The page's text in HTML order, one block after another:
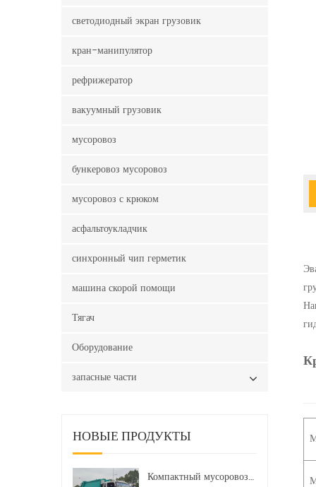
светодиодный экран грузовик
кран-манипулятор
рефрижератор
вакуумный грузовик
мусоровоз
бункеровоз мусоровоз
мусоровоз с крюком
асфальтоукладчик
синхронный чип герметик
машина скорой помощи
Тягач
Оборудование
запасные части
НОВЫЕ ПРОДУКТЫ
Компактный мусоровоз HOWO LHD 4x2 160 л.с. 12 куб. м